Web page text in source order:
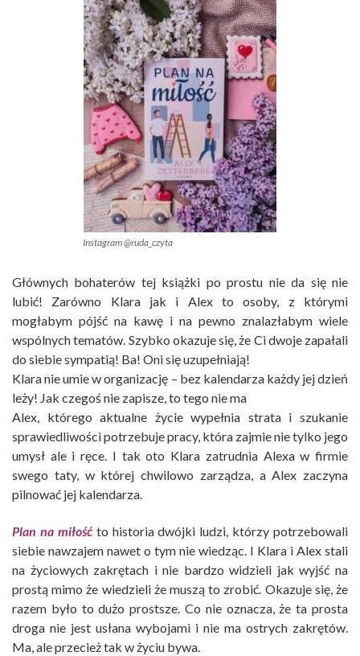
Instagram @ruda_czyta
Głównych bohaterów tej książki po prostu nie da się nie
lubić! Zarówno Klara jak i Alex to osoby, z którymi
mogłabym pójść na kawę i na pewno znalazłabym wiele
wspólnych tematów. Szybko okazuje się, że Ci dwoje zapałali
do siebie sympatią! Ba! Oni się uzupełniają!
Klara nie umie w organizację – bez kalendarza każdy jej dzień
leży! Jak czegoś nie zapisze, to tego nie ma
Alex, którego aktualne życie wypełnia strata i szukanie
sprawiedliwości potrzebuje pracy, która zajmie nie tylko jego
umysł ale i ręce. I tak oto Klara zatrudnia Alexa w firmie
swego taty, w której chwilowo zarządza, a Alex zaczyna
pilnować jej kalendarza.
Plan na miłośćto historia dwójki ludzi, którzy potrzebowali
siebie nawzajem nawet o tym nie wiedząc. I Klara i Alex stali
na życiowych zakrętach i nie bardzo widzieli jak wyjść na
prostą mimo że wiedzieli że muszą to zrobić. Okazuje się, że
razem było to dużo prostsze. Co nie oznacza, że ta prosta
droga nie jest usłana wybojami i nie ma ostrych zakrętów.
Ma, ale przecież tak w życiu bywa.